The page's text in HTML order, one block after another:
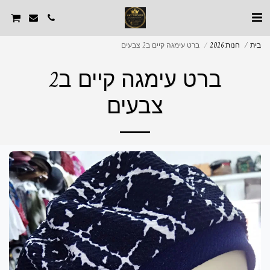
בית חנות 2026 ברט עימגה קיים ב2 צבעים
ברט עימגה קיים ב2
צבעים